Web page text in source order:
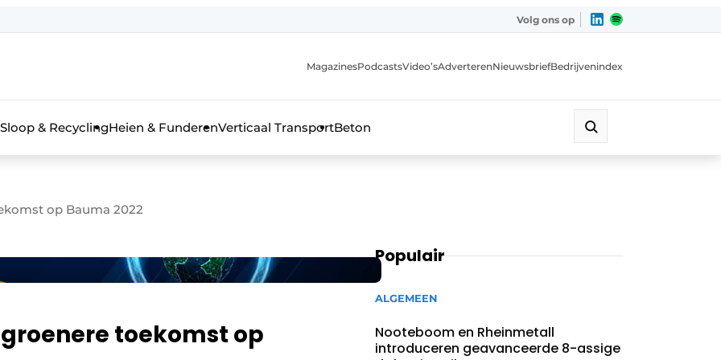
de aanmelding
voor de aanmelding FR
& bouwmachines
Volg ons op
MagazinesPodcastsVideo’sAdverterenNieuwsbriefBedrijvenindex
Sloop & RecyclingHeien & FunderenVerticaal TransportBeton
op Bauma 2022
toekomst op
Populair
ALGEMEEN
Nooteboom en Rheinmetall
introduceren geavanceerde 8-assige